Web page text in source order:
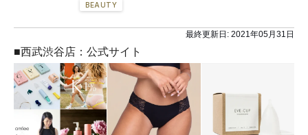
BEAUTY
最終更新日: 2021年05月31日
■西武渋谷店：公式サイト